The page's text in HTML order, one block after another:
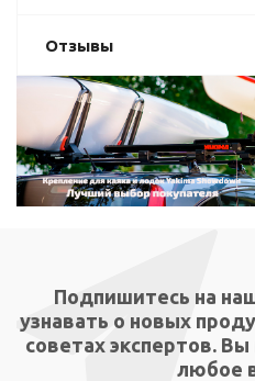
Отзывы
Подпишитесь на
узнавать о новых
советах экспертов.
любое